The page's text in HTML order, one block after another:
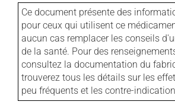
Ce document présente des
pour ceux qui utilisent ce
aucun cas remplacer les conseils
de la santé. Pour des
consultez la documentation du
trouverez tous les détails sur les
peu fréquents et les contre-